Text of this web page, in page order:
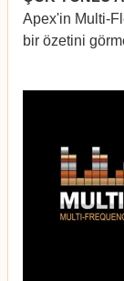
Apex'in Multi-
bir özetini